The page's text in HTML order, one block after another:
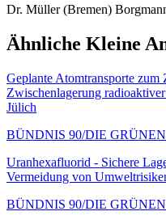
Dr. Müller (Bremen)
Ähnliche Kleine
Geplante Atomtransporte zum
Zwischenlagerung
Jülich
BÜNDNIS 90/DIE GRÜNEN
Uranhexafluorid - Sichere
Vermeidung von
BÜNDNIS 90/DIE GRÜNEN